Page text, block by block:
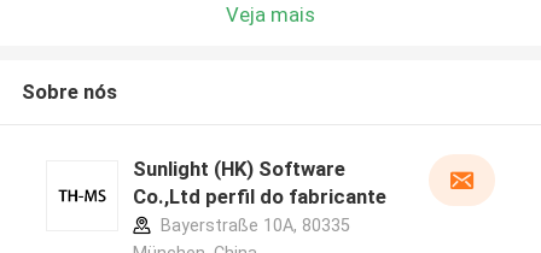
Veja mais
Sobre nós
Sunlight (HK) Software
Co.,Ltd perfil do fabricante
Bayerstraße 10A, 80335